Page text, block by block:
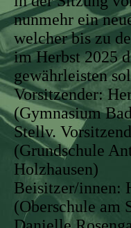
nunmehr ein
welcher bis zu
im Herbst 2025
gewährleisten
Vorsitzender:
(Gymnasium
Stellv.
(Grundschule
Holzhausen)
Beisitzer/innen:
(Oberschule am